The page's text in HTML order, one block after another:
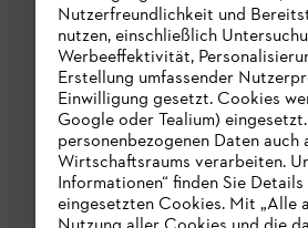
STIHL
Erklärung
Fakten zu
Nutzerfreundlichkeit und
nutzen, einschließlich
Werbeeffektivität,
Erstellung umfassender
Einwilligung gesetzt. Cookies
Google oder Tealium)
personenbezogenen Daten
Wirtschaftsraums verarbeiten.
Informationen“ finden Sie
eingesetzten Cookies. Mit „Alle